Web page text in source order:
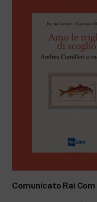
Comunicato Rai Com